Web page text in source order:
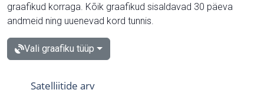
graafikud korraga. Kõik graafikud sisaldavad 30 päeva
andmeid ning uuenevad kord tunnis.
Vali graafiku tüüp
Satelliitide arv